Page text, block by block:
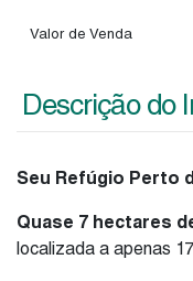
Valor de Venda
Descrição do
Seu Refúgio Perto
Quase 7 hectares
localizada a apenas